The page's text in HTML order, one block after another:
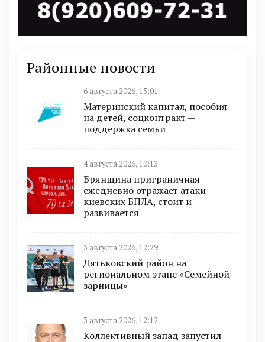
Районные новости
6 августа 2026, 15:01
Материнский капитал, пособия
на детей, соцконтракт —
поддержка семьи
4 августа 2026, 10:13
Брянщина приграничная
ежедневно отражает атаки
киевских БПЛА, стоит и
развивается
3 августа 2026, 12:29
Дятьковский район на
региональном этапе «Семейной
зарницы»
3 августа 2026, 12:12
Коллективный запад запустил